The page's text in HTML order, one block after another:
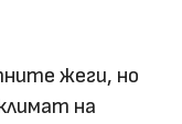
жеги, но
на